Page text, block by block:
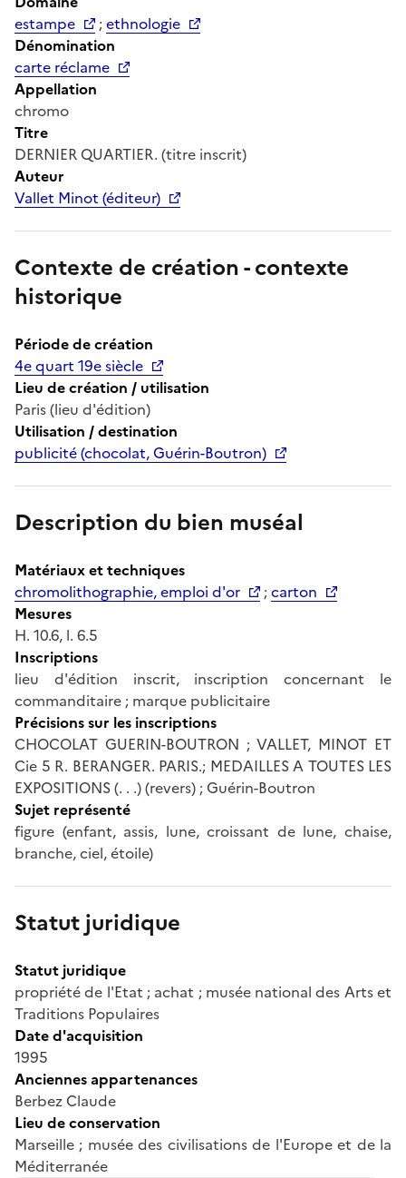
estampe
;ethnologie
Dénomination
carte réclame
Appellation
chromo
Titre
DERNIER QUARTIER. (titre inscrit)
Auteur
Vallet Minot (éditeur)
Contexte de création - contexte
historique
Période de création
4e quart 19e siècle
Lieu de création / utilisation
Paris (lieu d'édition)
Utilisation / destination
publicité (chocolat, Guérin-Boutron)
Description du bien muséal
Matériaux et techniques
chromolithographie, emploi d'or
;carton
Mesures
H. 10.6, l. 6.5
Inscriptions
lieu d'édition inscrit, inscription concernant le
commanditaire ; marque publicitaire
Précisions sur les inscriptions
CHOCOLAT GUERIN-BOUTRON ; VALLET, MINOT ET
Cie 5 R. BERANGER. PARIS.; MEDAILLES A TOUTES LES
EXPOSITIONS (. . .) (revers) ; Guérin-Boutron
Sujet représenté
figure (enfant, assis, lune, croissant de lune, chaise,
branche, ciel, étoile)
Statut juridique
Statut juridique
propriété de l'Etat ; achat ; musée national des Arts et
Traditions Populaires
Date d'acquisition
1995
Anciennes appartenances
Berbez Claude
Lieu de conservation
Marseille ; musée des civilisations de l'Europe et de la
Méditerranée